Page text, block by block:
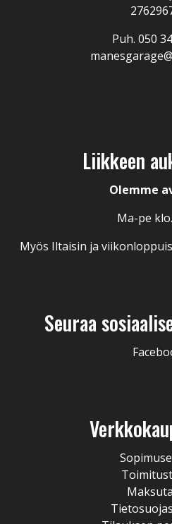
Puh. 050
Liikkeen
Olemme
Ma-pe
Myös Iltaisin ja
Seuraa